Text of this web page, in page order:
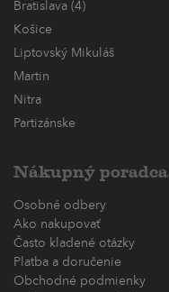
Bratislava (4)
Košice
Liptovský Mikuláš
Martin
Nitra
Partizánske
Nákupný poradca
Osobné odbery
Ako nakupovať
Často kladené otázky
Platba a doručenie
Obchodné podmienky